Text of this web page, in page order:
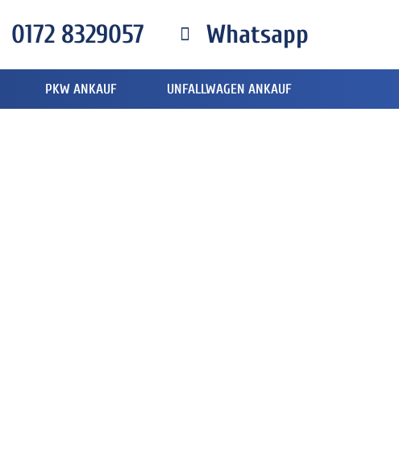
0172 8329057 Whatsapp
PKW ANKAUF UNFALLWAGEN ANKAUF